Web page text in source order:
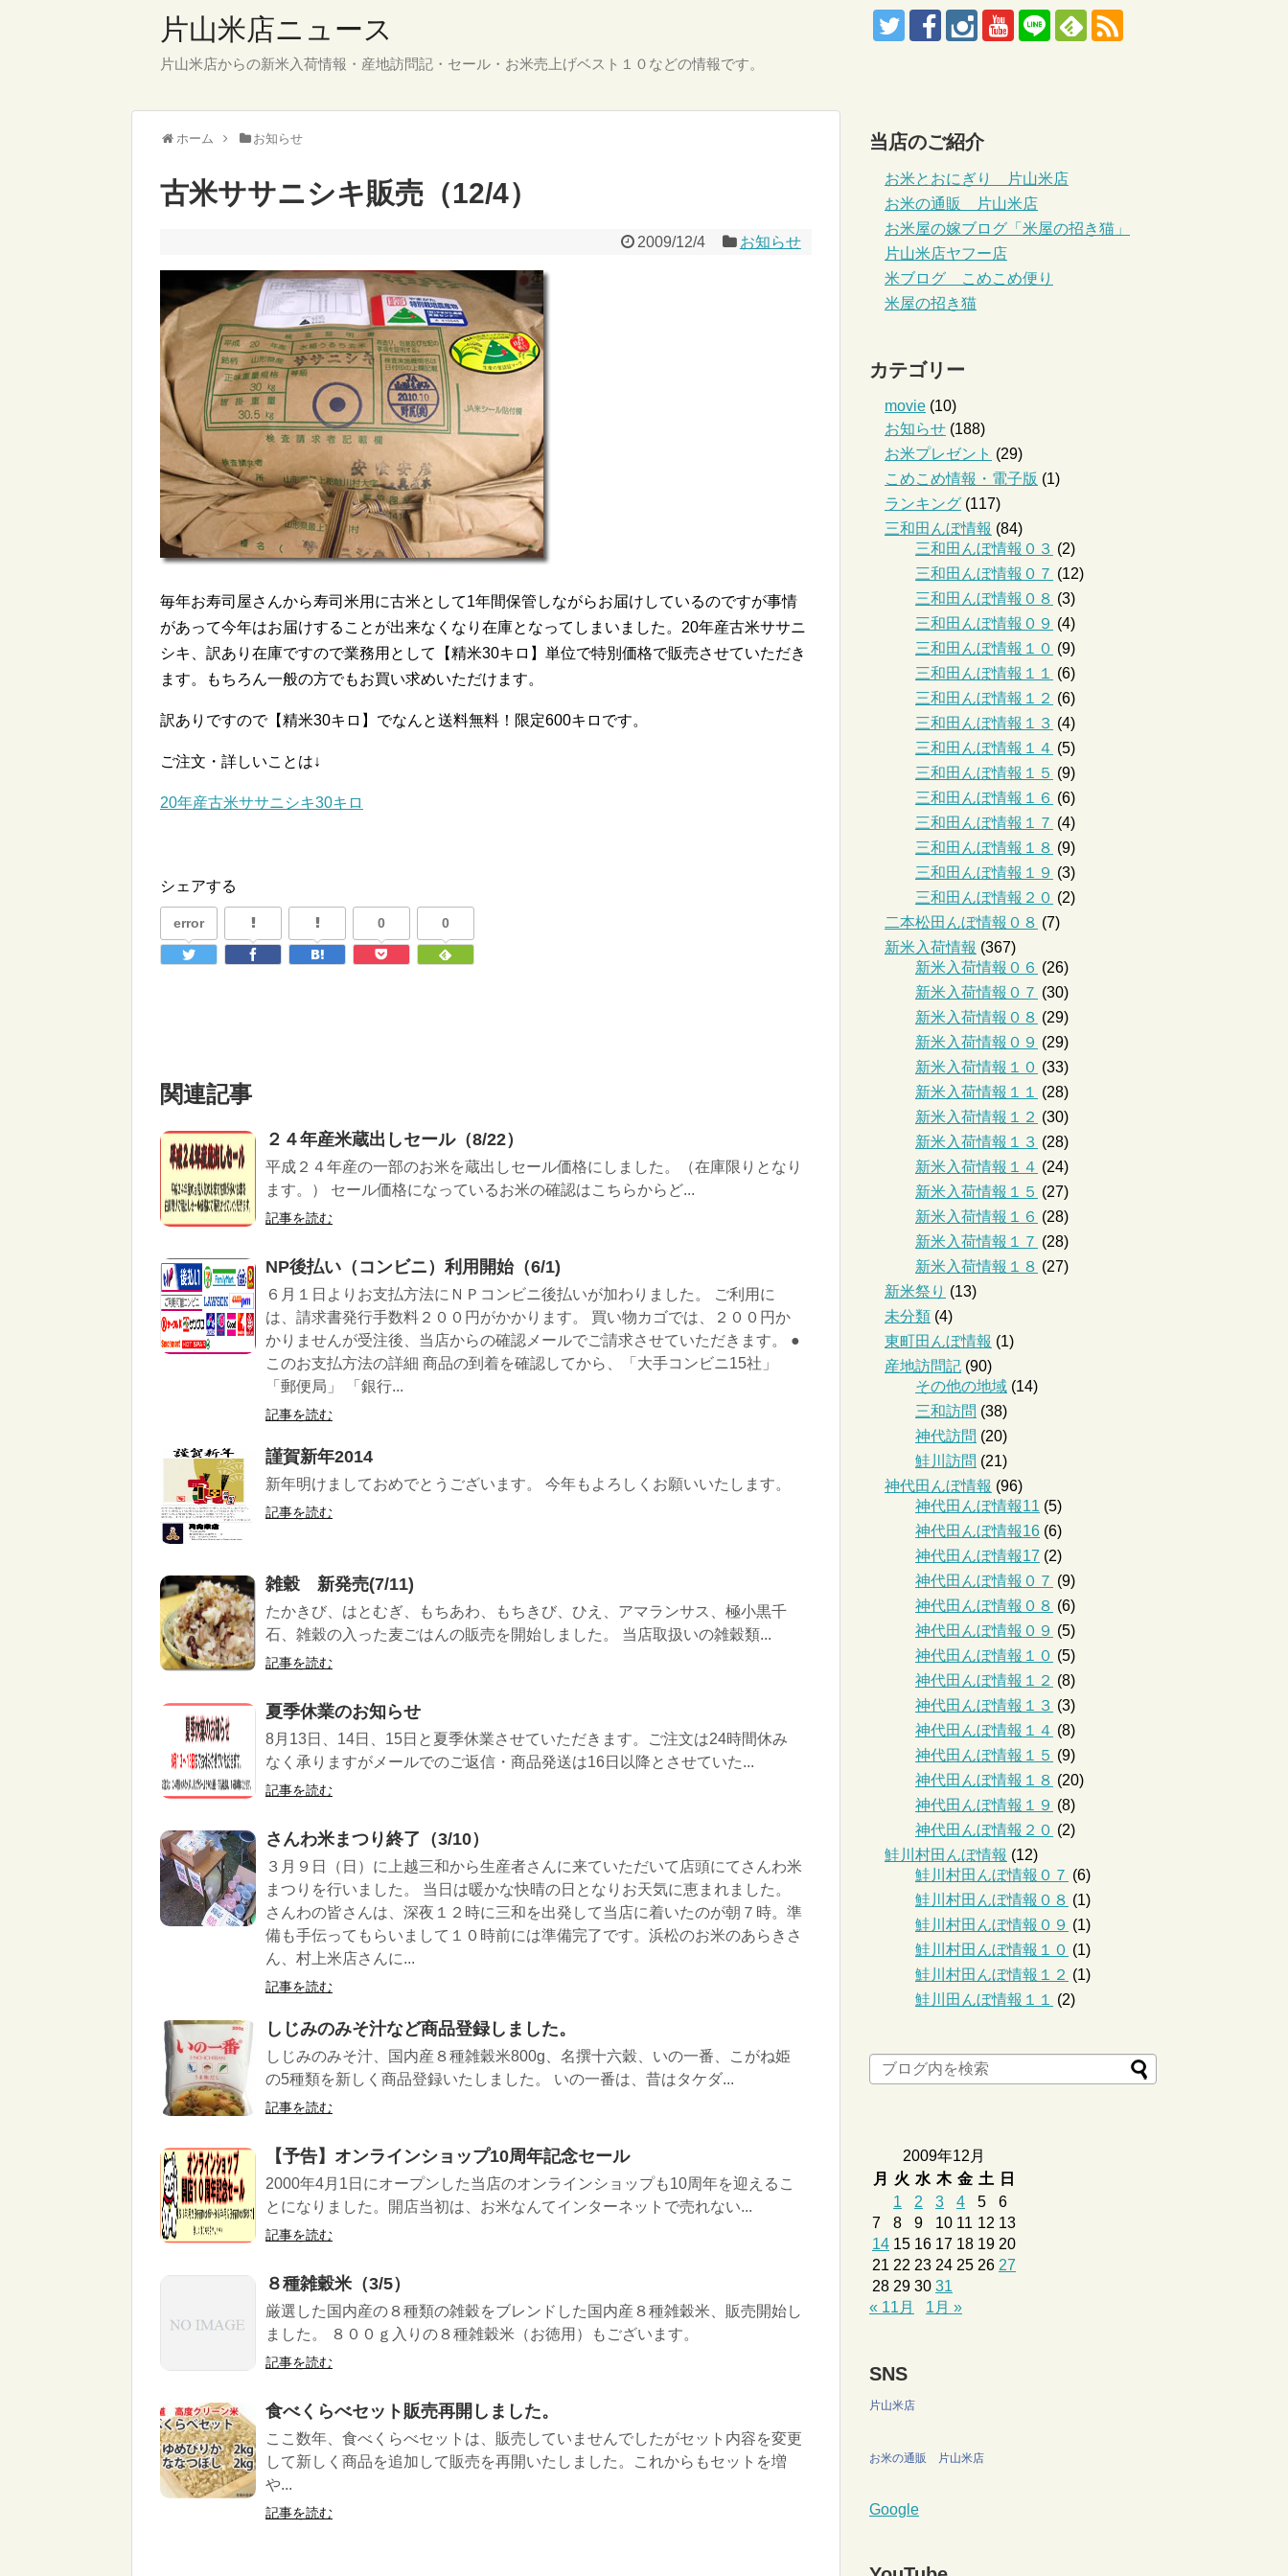
片山米店ニュース
片山米店からの新米入荷情報・産地訪問記・セール・お米売上げベスト１０などの情報です。
ホーム お知らせ
古米ササニシキ販売（12/4）
2009/12/4 お知らせ
毎年お寿司屋さんから寿司米用に古米として1年間保管しながらお届けしているのですが事情
があって今年はお届けすることが出来なくなり在庫となってしまいました。20年産古米ササニ
シキ、訳あり在庫ですので業務用として【精米30キロ】単位で特別価格で販売させていただき
ます。もちろん一般の方でもお買い求めいただけます。
訳ありですので【精米30キロ】でなんと送料無料！限定600キロです。
ご注文・詳しいことは↓
20年産古米ササニシキ30キロ
シェアする
error 0 0
関連記事
２４年産米蔵出しセール（8/22）
平成２４年産の一部のお米を蔵出しセール価格にしました。（在庫限りとなり
ます。） セール価格になっているお米の確認はこちらからど...
記事を読む
NP後払い（コンビニ）利用開始（6/1)
６月１日よりお支払方法にＮＰコンビニ後払いが加わりました。 ご利用に
は、請求書発行手数料２００円がかかります。 買い物カゴでは、２００円か
かりませんが受注後、当店からの確認メールでご請求させていただきます。 ●
このお支払方法の詳細 商品の到着を確認してから、「大手コンビニ15社」
「郵便局」 「銀行...
記事を読む
謹賀新年2014
新年明けましておめでとうございます。 今年もよろしくお願いいたします。
記事を読む
雑穀 新発売(7/11)
たかきび、はとむぎ、もちあわ、もちきび、ひえ、アマランサス、極小黒千
石、雑穀の入った麦ごはんの販売を開始しました。 当店取扱いの雑穀類...
記事を読む
夏季休業のお知らせ
8月13日、14日、15日と夏季休業させていただきます。ご注文は24時間休み
なく承りますがメールでのご返信・商品発送は16日以降とさせていた...
記事を読む
さんわ米まつり終了（3/10）
３月９日（日）に上越三和から生産者さんに来ていただいて店頭にてさんわ米
まつりを行いました。 当日は暖かな快晴の日となりお天気に恵まれました。
さんわの皆さんは、深夜１２時に三和を出発して当店に着いたのが朝７時。準
備も手伝ってもらいまして１０時前には準備完了です。浜松のお米のあらきさ
ん、村上米店さんに...
記事を読む
しじみのみそ汁など商品登録しました。
しじみのみそ汁、国内産８種雑穀米800g、名撰十六穀、いの一番、こがね姫
の5種類を新しく商品登録いたしました。 いの一番は、昔はタケダ...
記事を読む
【予告】オンラインショップ10周年記念セール
2000年4月1日にオープンした当店のオンラインショップも10周年を迎えるこ
とになりました。開店当初は、お米なんてインターネットで売れない...
記事を読む
８種雑穀米（3/5）
厳選した国内産の８種類の雑穀をブレンドした国内産８種雑穀米、販売開始し
ました。 ８００ｇ入りの８種雑穀米（お徳用）もございます。
記事を読む
食べくらべセット販売再開しました。
ここ数年、食べくらべセットは、販売していませんでしたがセット内容を変更
して新しく商品を追加して販売を再開いたしました。これからもセットを増
や...
記事を読む
当店のご紹介
お米とおにぎり 片山米店
お米の通販 片山米店
お米屋の嫁ブログ「米屋の招き猫」
片山米店ヤフー店
米ブログ こめこめ便り
米屋の招き猫
カテゴリー
movie (10)
お知らせ (188)
お米プレゼント (29)
こめこめ情報・電子版 (1)
ランキング (117)
三和田んぼ情報 (84)
三和田んぼ情報０３ (2)
三和田んぼ情報０７ (12)
三和田んぼ情報０８ (3)
三和田んぼ情報０９ (4)
三和田んぼ情報１０ (9)
三和田んぼ情報１１
(6)
三和田んぼ情報１２ (6)
三和田んぼ情報１３ (4)
三和田んぼ情報１４ (5)
三和田んぼ情報１５ (9)
三和田んぼ情報１６ (6)
三和田んぼ情報１７ (4)
三和田んぼ情報１８ (9)
三和田んぼ情報１９ (3)
三和田んぼ情報２０ (2)
二本松田んぼ情報０８ (7)
新米入荷情報 (367)
新米入荷情報０６ (26)
新米入荷情報０７ (30)
新米入荷情報０８ (29)
新米入荷情報０９ (29)
新米入荷情報１０ (33)
新米入荷情報１１
(28)
新米入荷情報１２ (30)
新米入荷情報１３ (28)
新米入荷情報１４ (24)
新米入荷情報１５ (27)
新米入荷情報１６ (28)
新米入荷情報１７ (28)
新米入荷情報１８ (27)
新米祭り (13)
未分類 (4)
東町田んぼ情報 (1)
産地訪問記 (90)
その他の地域 (14)
三和訪問 (38)
神代訪問 (20)
鮭川訪問 (21)
神代田んぼ情報 (96)
神代田んぼ情報11 (5)
神代田んぼ情報16 (6)
神代田んぼ情報17 (2)
神代田んぼ情報０７ (9)
神代田んぼ情報０８ (6)
神代田んぼ情報０９ (5)
神代田んぼ情報１０ (5)
神代田んぼ情報１２ (8)
神代田んぼ情報１３ (3)
神代田んぼ情報１４ (8)
神代田んぼ情報１５ (9)
神代田んぼ情報１８ (20)
神代田んぼ情報１９ (8)
神代田んぼ情報２０ (2)
鮭川村田んぼ情報 (12)
鮭川村田んぼ情報０７ (6)
鮭川村田んぼ情報０８ (1)
鮭川村田んぼ情報０９ (1)
鮭川村田んぼ情報１０ (1)
鮭川村田んぼ情報１２ (1)
鮭川田んぼ情報１１
(2)
2009年12月
月
火 水 木 金 土
日
1
2 3 4 5
6
7
8 9 10 11 12 13
14 15 16 17 18 19 20
21 22 23 24 25 26 27
28 29 30 31
« 11月
1月 »
SNS
片山米店
お米の通販 片山米店
Google